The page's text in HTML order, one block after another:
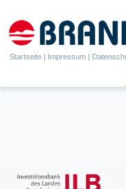
Startseite | Impressum |